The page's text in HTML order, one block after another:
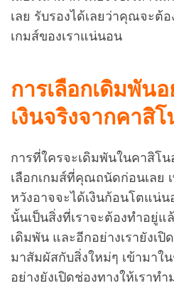
เลย รับรองได้เลยว่าคุณจะต้
เกมส์ของเราแน่นอน
การเลือกเดิมพัน
เงินจริงจากคาสิ
การที่ใครจะเดิมพันในคาสิโ
เลือกเกมส์ที่คุณถนัดก่อนเลย
หวังอาจจะได้เงินก้อนโตแน่น
นั้นเป็นสิ่งที่เราจะต้องทำอยู่แ
เดิมพัน และอีกอย่างเรายังเ
มาสัมผัสกับสิ่งใหม่ๆ เข้ามาใ
อย่างยังเปิดช่องทางให้เราท